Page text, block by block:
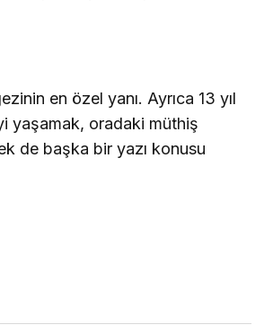
en özel yanı. Ayrıca 13 yıl
yaşamak, oradaki müthiş
de başka bir yazı konusu